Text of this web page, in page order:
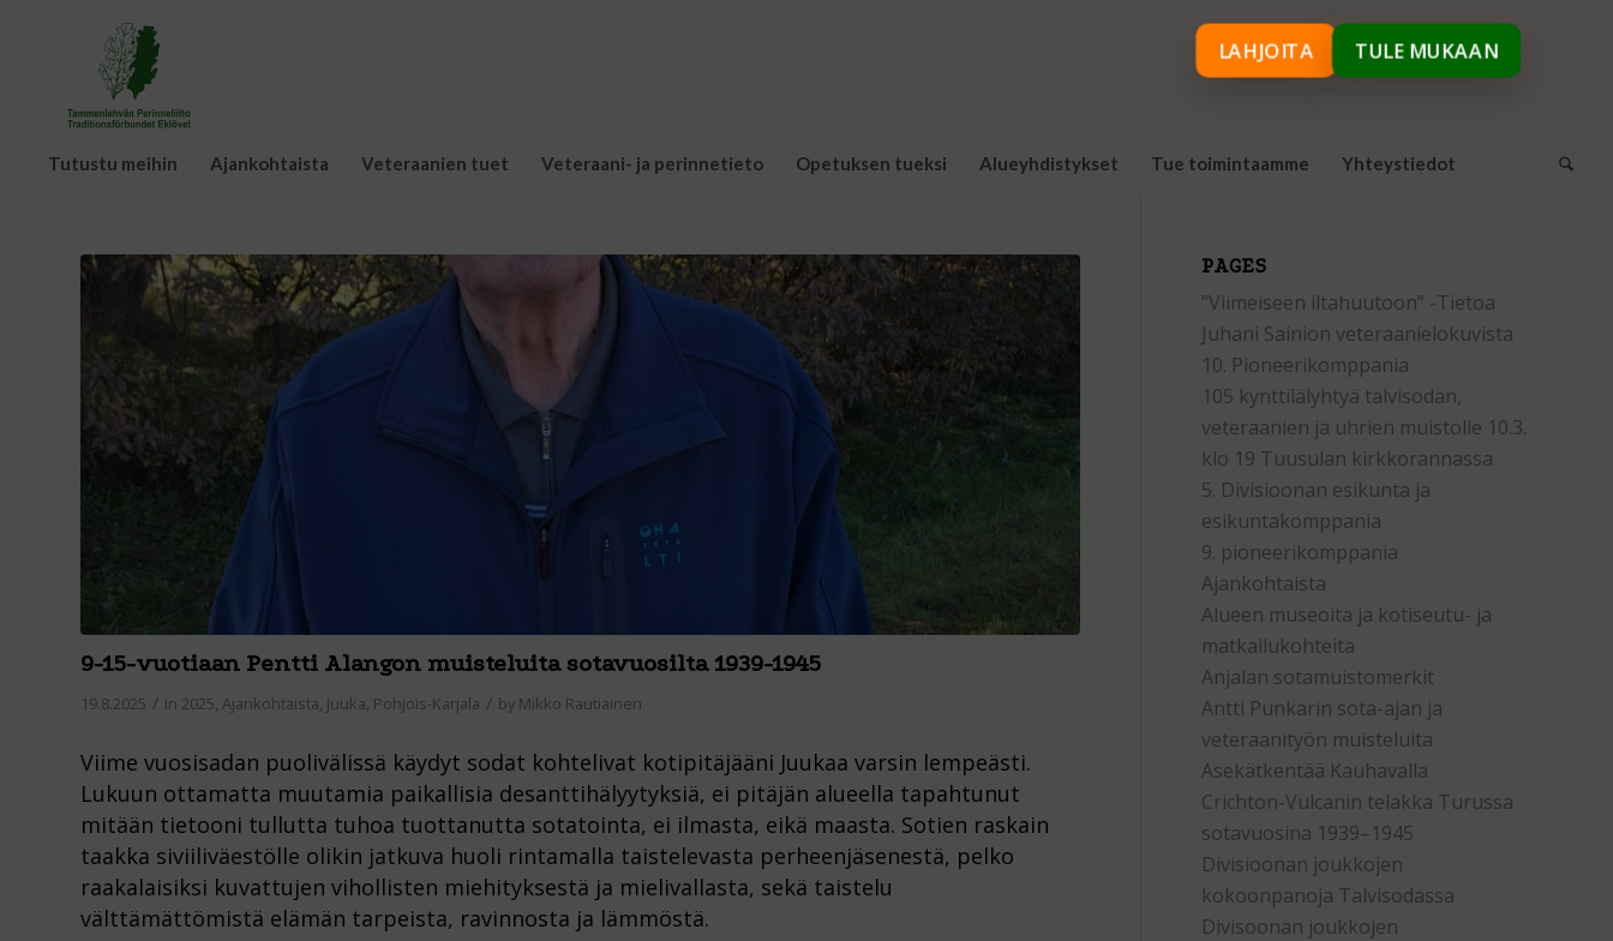
Tutustu meihin Ajankohtaista Veteraanien tuet Veteraani- ja perinnetieto Opetuksen tueksi Alueyhdistykset Tue toimintaamme Yhteystiedot
9-15-vuotiaan Pentti Alangon muisteluita sotavuosilta 1939-1945
19.8.2025 / in 2025 Ajankohtaista Juuka Pohjois-Karjala / by Mikko Rautiainen
Viime vuosisadan puolivälissä käydyt sodat kohtelivat kotipitäjääni Juukaa varsin lempeästi.
Lukuun ottamatta muutamia paikallisia desanttihälyytyksiä, ei pitäjän alueella tapahtunut
mitään tietooni tullutta tuhoa tuottanutta sotatointa, ei ilmasta, eikä maasta. Sotien raskain
taakka siviiliväestölle olikin jatkuva huoli rintamalla taistelevasta perheenjäsenestä, pelko
raakalaisiksi kuvattujen vihollisten miehityksestä ja mielivallasta, sekä taistelu
välttämättömistä elämän tarpeista, ravinnosta ja lämmöstä.
PAGES
”Viimeiseen iltahuutoon” -Tietoa
Juhani Sainion veteraanielokuvista
10. Pioneerikomppania
105 kynttilälyhtyä talvisodan,
veteraanien ja uhrien muistolle 10.3.
klo 19 Tuusulan kirkkorannassa
5. Divisioonan esikunta ja
esikuntakomppania
9. pioneerikomppania
Ajankohtaista
Alueen museoita ja kotiseutu- ja
matkailukohteita
Anjalan sotamuistomerkit
Antti Punkarin sota-ajan ja
veteraanityön muisteluita
Asekätkentää Kauhavalla
Crichton-Vulcanin telakka Turussa
sotavuosina 1939–1945
Divisioonan joukkojen
kokoonpanoja Talvisodassa
Divisoonan joukkojen
LAHJOITA TULE MUKAAN